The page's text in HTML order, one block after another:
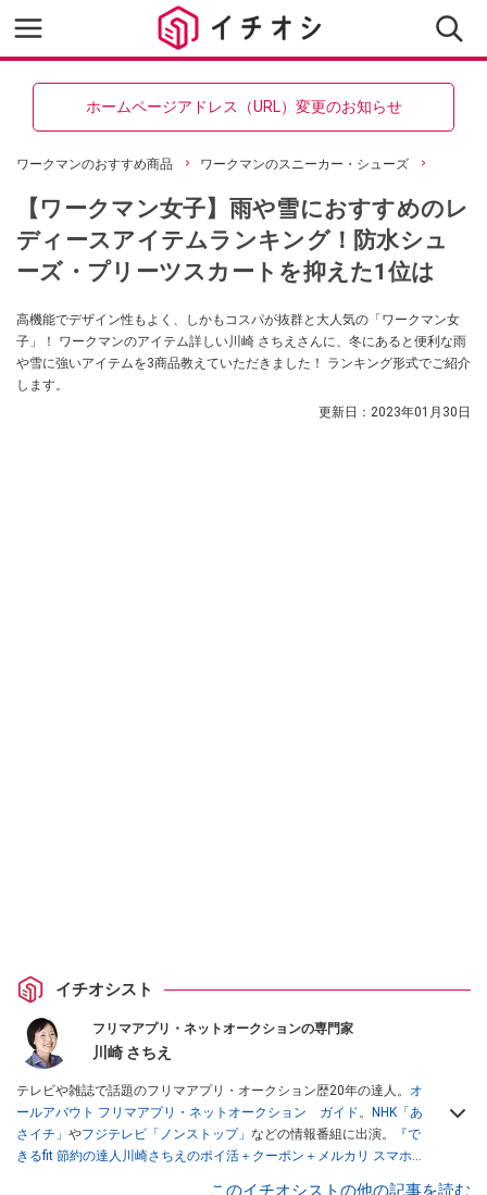
ホームページアドレス（URL）変更のお知らせ
ワークマンのおすすめ商品 ワークマンのスニーカー・シューズ
【ワークマン女子】雨や雪におすすめのレ
ディースアイテムランキング！防水シュ
ーズ・プリーツスカートを抑えた1位は
高機能でデザイン性もよく、しかもコスパが抜群と大人気の「ワークマン女
子」！ ワークマンのアイテム詳しい川崎 さちえさんに、冬にあると便利な雨
や雪に強いアイテムを3商品教えていただきました！ ランキング形式でご紹介
します。
更新日： 2023年01月30日
イチオシスト
フリマアプリ・ネットオークションの専門家
川崎 さちえ
テレビや雑誌で話題のフリマアプリ・オークション歴20年の達人。 オ
ールアバウト フリマアプリ・ネットオークション ガイド。
NHK「あ
さイチ」 やフジテレビ「ノンストップ」 などの情報番組に出演。
『で
きるfit 節約の達人川崎さちえのポイ活＋クーポン＋メルカリ スマホで
このイチオシストの他の記事を読む